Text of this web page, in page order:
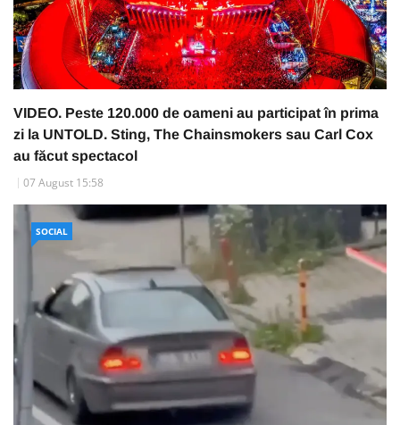
VIDEO. Peste 120.000 de oameni au participat în prima
zi la UNTOLD. Sting, The Chainsmokers sau Carl Cox
au făcut spectacol
07 August 15:58
SOCIAL